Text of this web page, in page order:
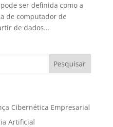
ser definida como a
de computador de
de dados...
Cibernética Empresarial
Artificial